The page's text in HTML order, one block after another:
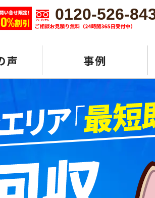
0120-526-
声 事例